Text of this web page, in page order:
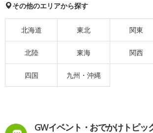
その他のエリアから探す
北海道 東北 関東
北陸 東海 関西
四国 九州・沖縄
GWイベント・おでかけトピッ